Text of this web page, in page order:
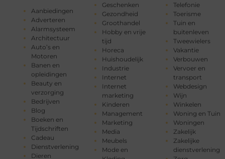
Aanbiedingen
Adverteren
Alarmsysteem
Architectuur
Auto’s en
Motoren
Banen en
opleidingen
Beauty en
verzorging
Bedrijven
Blog
Boeken en
Tijdschriften
Cadeau
Dienstverlening
Dieren
Geschenken
Gezondheid
Groothandel
Hobby en vrije
tijd
Horeca
Huishoudelijk
Industrie
Internet
Internet
marketing
Kinderen
Management
Marketing
Media
Meubels
Mode en
Telefonie
Toerisme
Tuin en
buitenleven
Tweewielers
Vakantie
Verbouwen
Vervoer en
transport
Webdesign
Wijn
Winkelen
Woning en Tuin
Woningen
Zakelijk
Zakelijke
dienstverlening